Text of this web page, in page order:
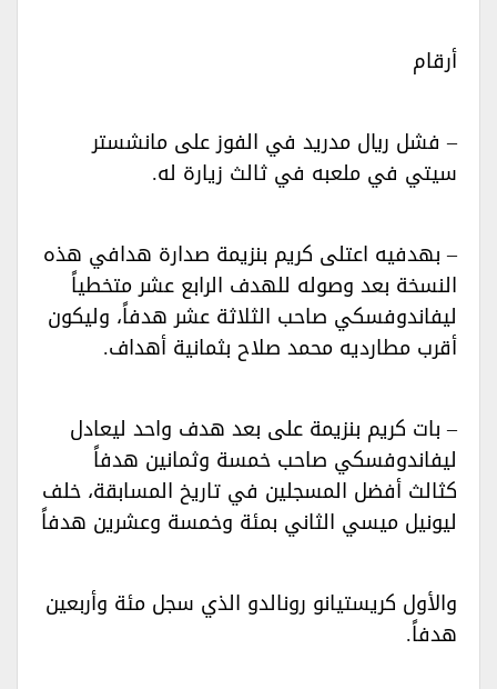
أرقام‏
– فشل ريال مدريد في الفوز على مانشستر
سيتي في ملعبه في ثالث زيارة له.‏
– بهدفيه اعتلى كريم بنزيمة صدارة هدافي هذه
النسخة بعد وصوله للهدف الرابع عشر متخطياً
ليفاندوفسكي صاحب الثلاثة عشر هدفاً، وليكون
أقرب مطارديه محمد صلاح بثمانية أهداف.‏
– بات كريم بنزيمة على بعد هدف واحد ليعادل
ليفاندوفسكي صاحب خمسة وثمانين هدفاً
كثالث أفضل المسجلين في تاريخ المسابقة، خلف
ليونيل ميسي الثاني بمئة وخمسة وعشرين هدفاً‏
والأول كريستيانو رونالدو الذي سجل مئة وأربعين
هدفاً.‏